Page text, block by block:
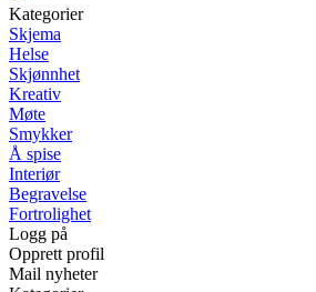
Kategorier
Skjema
Helse
Skjønnhet
Kreativ
Møte
Smykker
Å spise
Interiør
Begravelse
Fortrolighet
Logg på
Opprett profil
Mail nyheter